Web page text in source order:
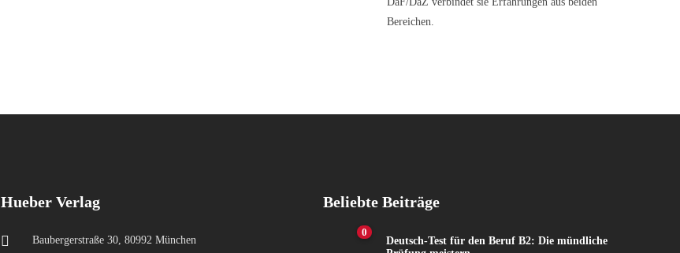
Bereichen.
Hueber Verlag
Baubergerstraße 30, 80992 München
Beliebte Beiträge
0
Deutsch-Test für den Beruf B2: Die mündliche